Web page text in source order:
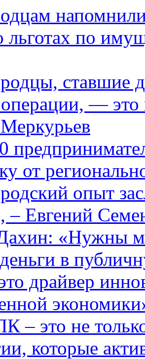
льготах по
ставшие
— это
от
опыт
– Евгений
«Нужны
в
драйвер
– это не
которые